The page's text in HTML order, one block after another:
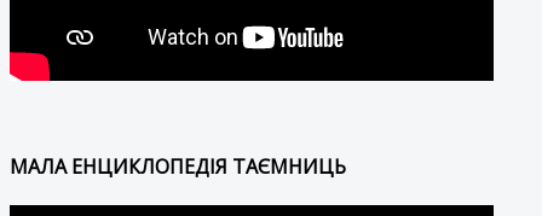
МАЛА ЕНЦИКЛОПЕДІЯ ТАЄМНИЦЬ